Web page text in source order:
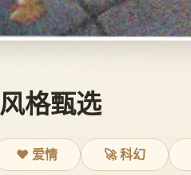
格甄选
❤️ 爱情 🚀 科幻